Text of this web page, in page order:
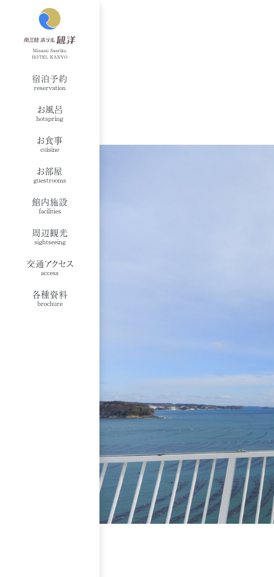
宿泊予約
reservation
お風呂
hotspring
お食事
cuisine
お部屋
guestrooms
館内施設
facilities
周辺観光
sightseeing
交通アクセス
access
各種資料
brochure